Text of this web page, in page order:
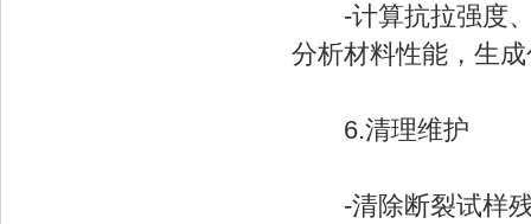
-计算抗拉强度、
分析材料性能，生
6.清理维护
-清除断裂试样残